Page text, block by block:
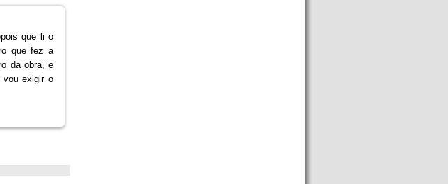
que li o
que fez a
da obra, e
vou exigir o